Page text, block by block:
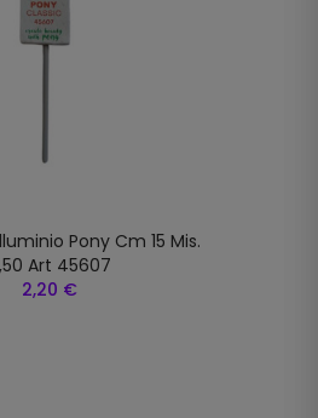
Pony Cm 15 Mis.
Art 45607
2,20 €